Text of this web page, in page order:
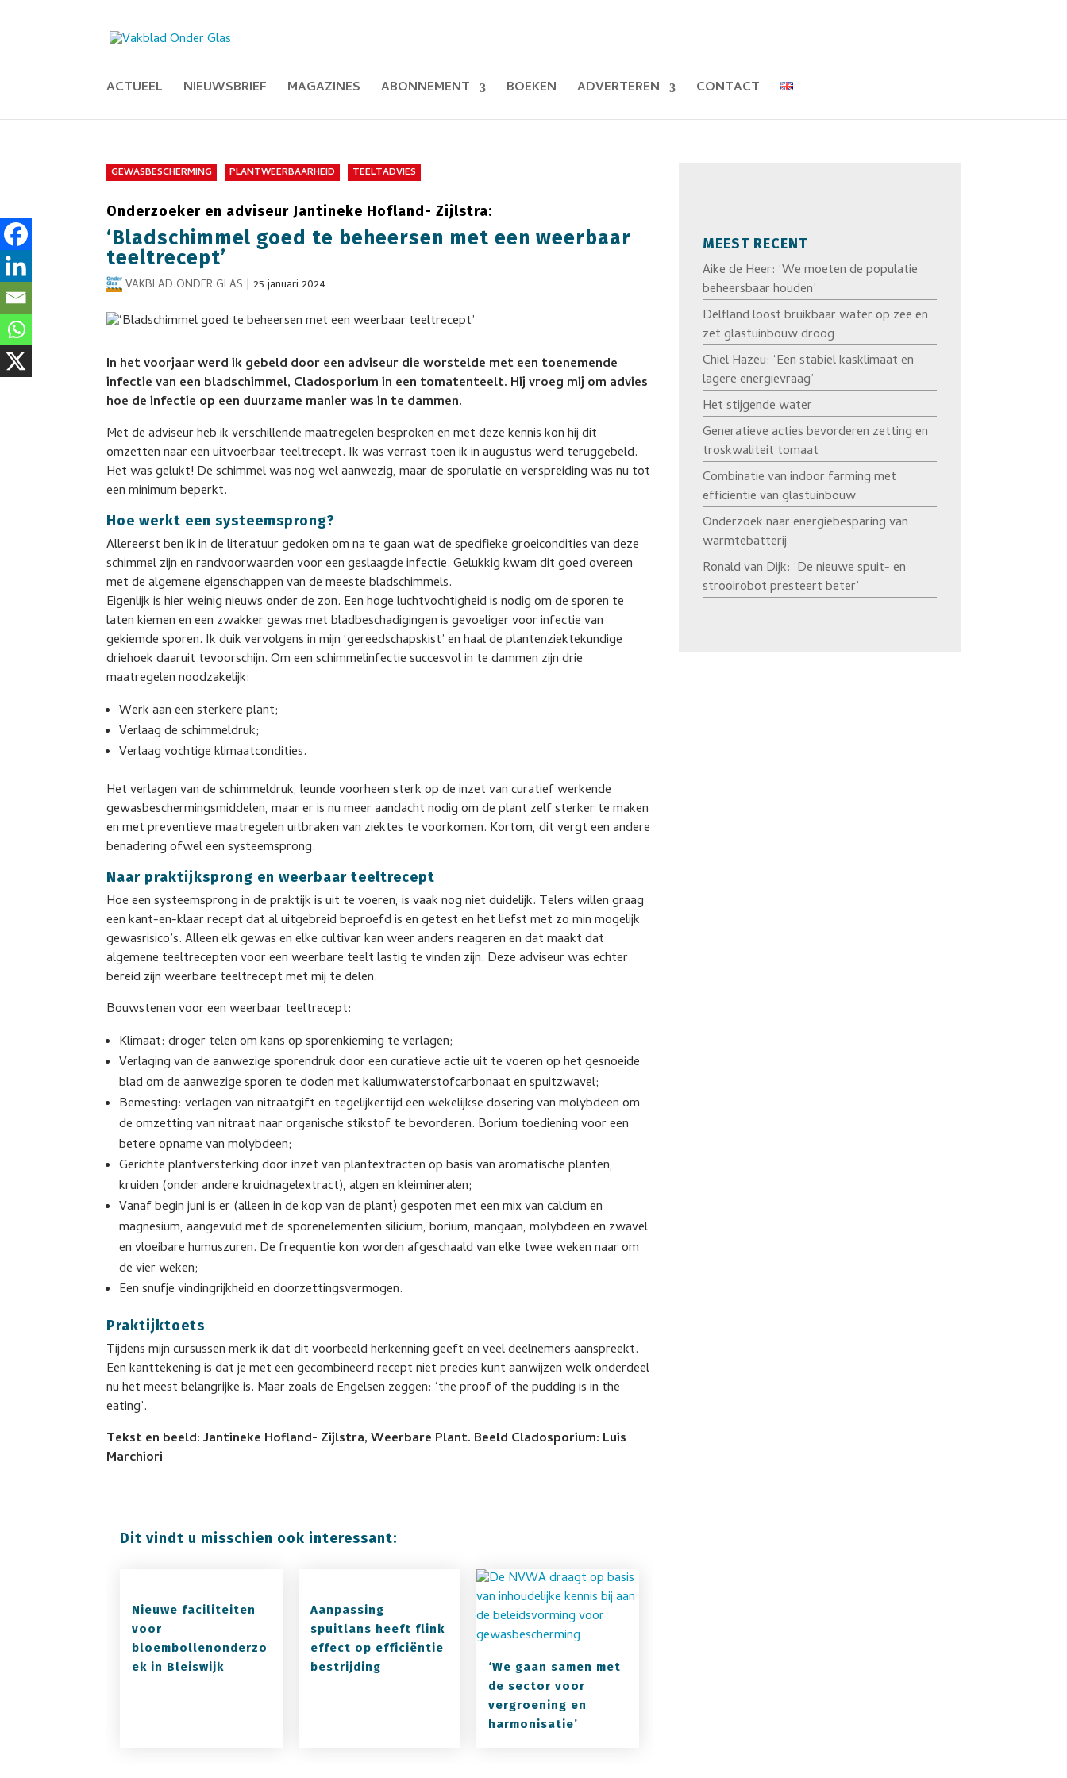
ACTUEEL NIEUWSBRIEF MAGAZINES ABONNEMENT BOEKEN ADVERTEREN CONTACT
GEWASBESCHERMING PLANTWEERBAARHEID TEELTADVIES
Onderzoeker en adviseur Jantineke Hofland- Zijlstra:
‘Bladschimmel goed te beheersen met een weerbaar
teeltrecept’
VAKBLAD ONDER GLAS |25 januari 2024
In het voorjaar werd ik gebeld door een adviseur die worstelde met een toenemende
infectie van een bladschimmel, Cladosporium in een tomatenteelt. Hij vroeg mij om advies
hoe de infectie op een duurzame manier was in te dammen.
Met de adviseur heb ik verschillende maatregelen besproken en met deze kennis kon hij dit
omzetten naar een uitvoerbaar teeltrecept. Ik was verrast toen ik in augustus werd teruggebeld.
Het was gelukt! De schimmel was nog wel aanwezig, maar de sporulatie en verspreiding was nu tot
een minimum beperkt.
Hoe werkt een systeemsprong?
Allereerst ben ik in de literatuur gedoken om na te gaan wat de specifieke groeicondities van deze
schimmel zijn en randvoorwaarden voor een geslaagde infectie. Gelukkig kwam dit goed overeen
met de algemene eigenschappen van de meeste bladschimmels.
Eigenlijk is hier weinig nieuws onder de zon. Een hoge luchtvochtigheid is nodig om de sporen te
laten kiemen en een zwakker gewas met bladbeschadigingen is gevoeliger voor infectie van
gekiemde sporen. Ik duik vervolgens in mijn ‘gereedschapskist’ en haal de plantenziektekundige
driehoek daaruit tevoorschijn. Om een schimmelinfectie succesvol in te dammen zijn drie
maatregelen noodzakelijk:
Werk aan een sterkere plant;
Verlaag de schimmeldruk;
Verlaag vochtige klimaatcondities.
Het verlagen van de schimmeldruk, leunde voorheen sterk op de inzet van curatief werkende
gewasbeschermingsmiddelen, maar er is nu meer aandacht nodig om de plant zelf sterker te maken
en met preventieve maatregelen uitbraken van ziektes te voorkomen. Kortom, dit vergt een andere
benadering ofwel een systeemsprong.
Naar praktijksprong en weerbaar teeltrecept
Hoe een systeemsprong in de praktijk is uit te voeren, is vaak nog niet duidelijk. Telers willen graag
een kant-en-klaar recept dat al uitgebreid beproefd is en getest en het liefst met zo min mogelijk
gewasrisico’s. Alleen elk gewas en elke cultivar kan weer anders reageren en dat maakt dat
algemene teeltrecepten voor een weerbare teelt lastig te vinden zijn. Deze adviseur was echter
bereid zijn weerbare teeltrecept met mij te delen.
Bouwstenen voor een weerbaar teeltrecept:
Klimaat: droger telen om kans op sporenkieming te verlagen;
Verlaging van de aanwezige sporendruk door een curatieve actie uit te voeren op het gesnoeide
blad om de aanwezige sporen te doden met kaliumwaterstofcarbonaat en spuitzwavel;
Bemesting: verlagen van nitraatgift en tegelijkertijd een wekelijkse dosering van molybdeen om
de omzetting van nitraat naar organische stikstof te bevorderen. Borium toediening voor een
betere opname van molybdeen;
Gerichte plantversterking door inzet van plantextracten op basis van aromatische planten,
kruiden (onder andere kruidnagelextract), algen en kleimineralen;
Vanaf begin juni is er (alleen in de kop van de plant) gespoten met een mix van calcium en
magnesium, aangevuld met de sporenelementen silicium, borium, mangaan, molybdeen en zwavel
en vloeibare humuszuren. De frequentie kon worden afgeschaald van elke twee weken naar om
de vier weken;
Een snufje vindingrijkheid en doorzettingsvermogen.
Praktijktoets
Tijdens mijn cursussen merk ik dat dit voorbeeld herkenning geeft en veel deelnemers aanspreekt.
Een kanttekening is dat je met een gecombineerd recept niet precies kunt aanwijzen welk onderdeel
nu het meest belangrijke is. Maar zoals de Engelsen zeggen: ‘the proof of the pudding is in the
eating’.
Tekst en beeld: Jantineke Hofland- Zijlstra, Weerbare Plant. Beeld Cladosporium: Luis
Marchiori
Dit vindt u misschien ook interessant:
Nieuwe faciliteiten
voor
bloembollenonderzo
ek in Bleiswijk
Aanpassing
spuitlans heeft flink
effect op efficiëntie
bestrijding
‘We gaan samen met
de sector voor
vergroening en
harmonisatie’
MEEST RECENT
Aike de Heer: ‘We moeten de populatie
beheersbaar houden’
Delfland loost bruikbaar water op zee en
zet glastuinbouw droog
Chiel Hazeu: ‘Een stabiel kasklimaat en
lagere energievraag’
Het stijgende water
Generatieve acties bevorderen zetting en
troskwaliteit tomaat
Combinatie van indoor farming met
efficiëntie van glastuinbouw
Onderzoek naar energiebesparing van
warmtebatterij
Ronald van Dijk: ‘De nieuwe spuit- en
strooirobot presteert beter’